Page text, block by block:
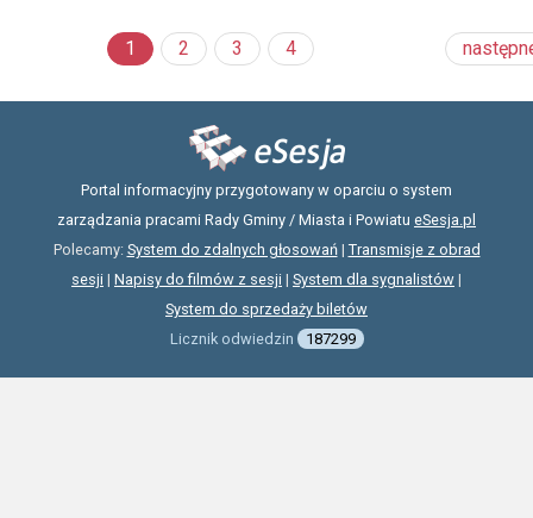
1 2 3 4
Portal informacyjny przygotowany w oparciu o system
zarządzania pracami Rady Gminy / Miasta i Powiatu eSesja.pl
Polecamy: System do zdalnych głosowań| Transmisje z obrad
sesji | Napisy do filmów z sesji | System dla sygnalistów |
System do sprzedaży biletów
Licznik odwiedzin
187299